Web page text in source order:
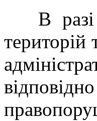
В разі
територій